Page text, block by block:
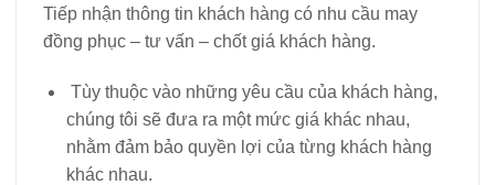
Tiếp nhận thông tin khách hàng có nhu cầu may
đồng phục – tư vấn – chốt giá khách hàng.
Tùy thuộc vào những yêu cầu của khách hàng,
chúng tôi sẽ đưa ra một mức giá khác nhau,
nhằm đảm bảo quyền lợi của từng khách hàng
khác nhau.